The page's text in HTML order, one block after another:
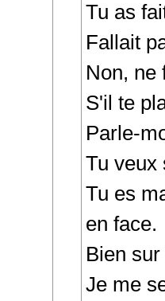
Tu as
Fallait
Non, ne
S'il te
Parle-
Tu veux
Tu es
en face.
Bien
Je me